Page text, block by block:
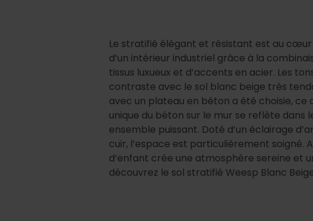
Le stratifié élégant et résistant est au
d’un intérieur industriel grâce à la
tissus luxueux et d’accents en acier. Les
contraste avec le sol blanc beige très
avec un plateau en béton a été choisie, ce
unique du béton sur le mur se reflète
ensemble puissant. Doté d’un éclairage
cuir, l’espace est particulièrement soigné.
d’enfant crée une atmosphère sereine et
découvrez le sol stratifié Weesp Blanc